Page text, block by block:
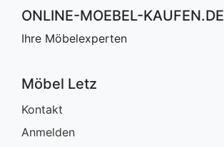
ONLINE-MOEBEL-KAUFEN.DE
Ihre Möbelexperten
Möbel Letz
Kontakt
Anmelden